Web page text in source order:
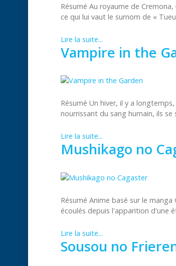
Résumé Au royaume de
ce qui lui vaut le surnom de «
Lire la suite...
Vampire in the
Résumé Un hiver, il y a
nourrissant du sang humain, ils se
Lire la suite...
Mushikago no
Résumé Anime basé sur le
écoulés depuis l'apparition d'une
Lire la suite...
Sousou no